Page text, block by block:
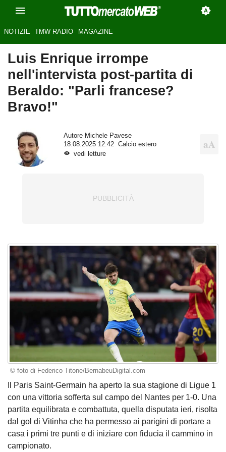
NOTIZIE TMW RADIO MAGAZINE
Luis Enrique irrompe
nell'intervista post-partita di
Beraldo: "Parli francese?
Bravo!"
Autore Michele Pavese
18.08.2025 12:42
Calcio estero
vedi letture
© foto di Federico Titone/BernabeuDigital.com
Il Paris Saint-Germain ha aperto la sua stagione di Ligue 1
con una vittoria sofferta sul campo del Nantes per 1-0. Una
partita equilibrata e combattuta, quella disputata ieri, risolta
dal gol di Vitinha che ha permesso ai parigini di portare a
casa i primi tre punti e di iniziare con fiducia il cammino in
campionato.